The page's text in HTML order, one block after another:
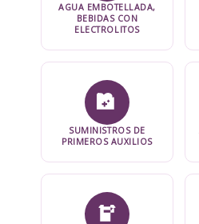
AGUA EMBOTELLADA,
BEBIDAS CON
ELECTROLITOS
SUMINISTROS DE
PRIMEROS AUXILIOS